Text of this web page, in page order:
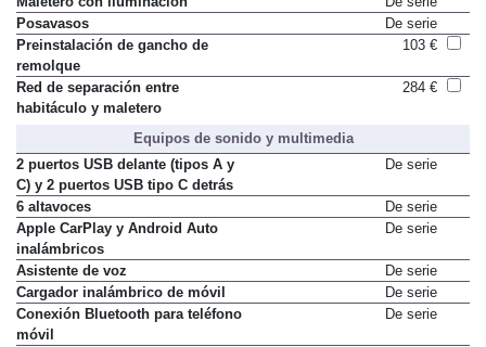
Posavasos
De serie
Preinstalación de gancho de
remolque
103 €
Red de separación entre
habitáculo y maletero
284 €
Equipos de sonido y multimedia
2 puertos USB delante (tipos A y
C) y 2 puertos USB tipo C detrás
De serie
6 altavoces
De serie
Apple CarPlay y Android Auto
inalámbricos
De serie
Asistente de voz
De serie
Cargador inalámbrico de móvil
De serie
Conexión Bluetooth para teléfono
móvil
De serie